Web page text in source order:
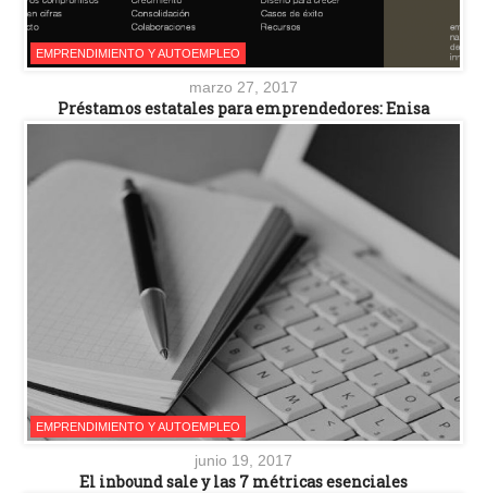
EMPRENDIMIENTO Y AUTOEMPLEO
marzo 27, 2017
Préstamos estatales para emprendedores: Enisa
EMPRENDIMIENTO Y AUTOEMPLEO
junio 19, 2017
El inbound sale y las 7 métricas esenciales